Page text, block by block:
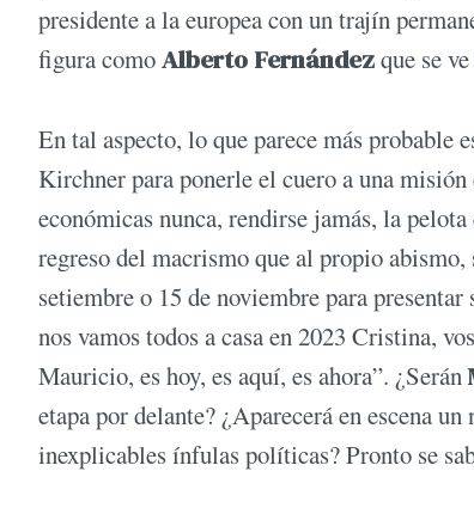
presidente a la europea con un trajín
figura comoAlberto Fernándezque se
En tal aspecto, lo que parece más
Kirchner para ponerle el cuero a una
económicas nunca, rendirse jamás, la
regreso del macrismo que al propio
setiembre o 15 de noviembre para
nos vamos todos a casa en 2023 Cristina,
Mauricio, es hoy, es aquí, es ahora”. ¿Serán
etapa por delante? ¿Aparecerá en escena
inexplicables ínfulas políticas? Pronto se